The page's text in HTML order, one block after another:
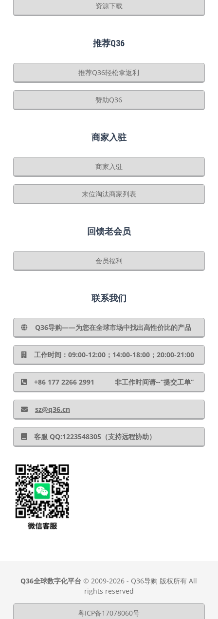
资源下载
推荐Q36
推荐Q36轻松拿返利
赞助Q36
商家入驻
商家入驻
末位淘汰商家列表
回馈老会员
会员福利
联系我们
Q36导购——为您在全球市场中找出高性价比的产品
工作时间：09:00-12:00；14:00-18:00；20:00-21:00
+86 177 2266 2991 非工作时间请--“提交工单”
sz@q36.cn
客服 QQ:1223548305（支持远程协助）
Q36全球数字化平台 © 2009-2026 - Q36导购 版权所有 All
rights reserved
粤ICP备17078060号